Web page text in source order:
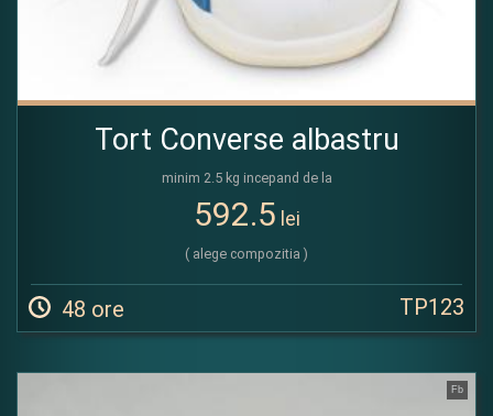
Tort Converse albastru
minim 2.5 kg incepand de la
592.5 lei
( alege compozitia )
48 ore TP123
Fb